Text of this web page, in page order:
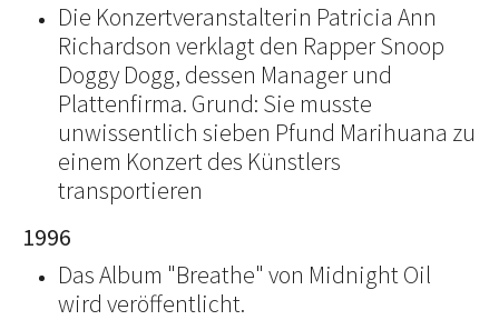
Die Konzertveranstalterin Patricia Ann
Richardson verklagt den Rapper Snoop
Doggy Dogg, dessen Manager und
Plattenfirma. Grund: Sie musste
unwissentlich sieben Pfund Marihuana zu
einem Konzert des Künstlers
transportieren
1996
Das Album "Breathe" von Midnight Oil
wird veröffentlicht.